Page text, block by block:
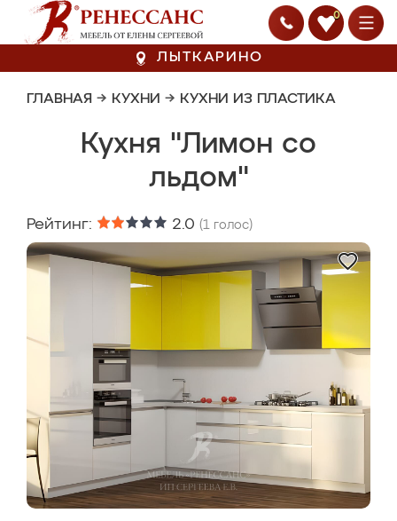
0
ЛЫТКАРИНО
ГЛАВНАЯ → КУХНИ → КУХНИ ИЗ ПЛАСТИКА
Кухня "Лимон со
льдом"
Рейтинг: 2.0 (1 голос)